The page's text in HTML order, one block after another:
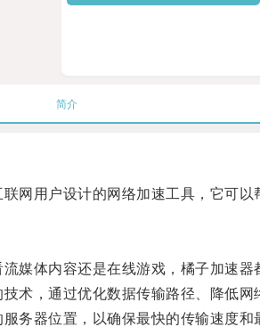
简介
用户设计的网络加速工具，它可以
体内容还是在线游戏，橘子加速器
，通过优化数据传输路径、降低网
器位置，以确保最快的传输速度和